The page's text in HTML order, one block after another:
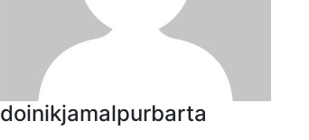
doinikjamalpurbarta